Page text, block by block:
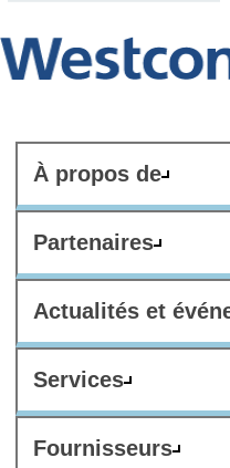
À propos de
Partenaires
Actualités et
Services
Fournisseurs